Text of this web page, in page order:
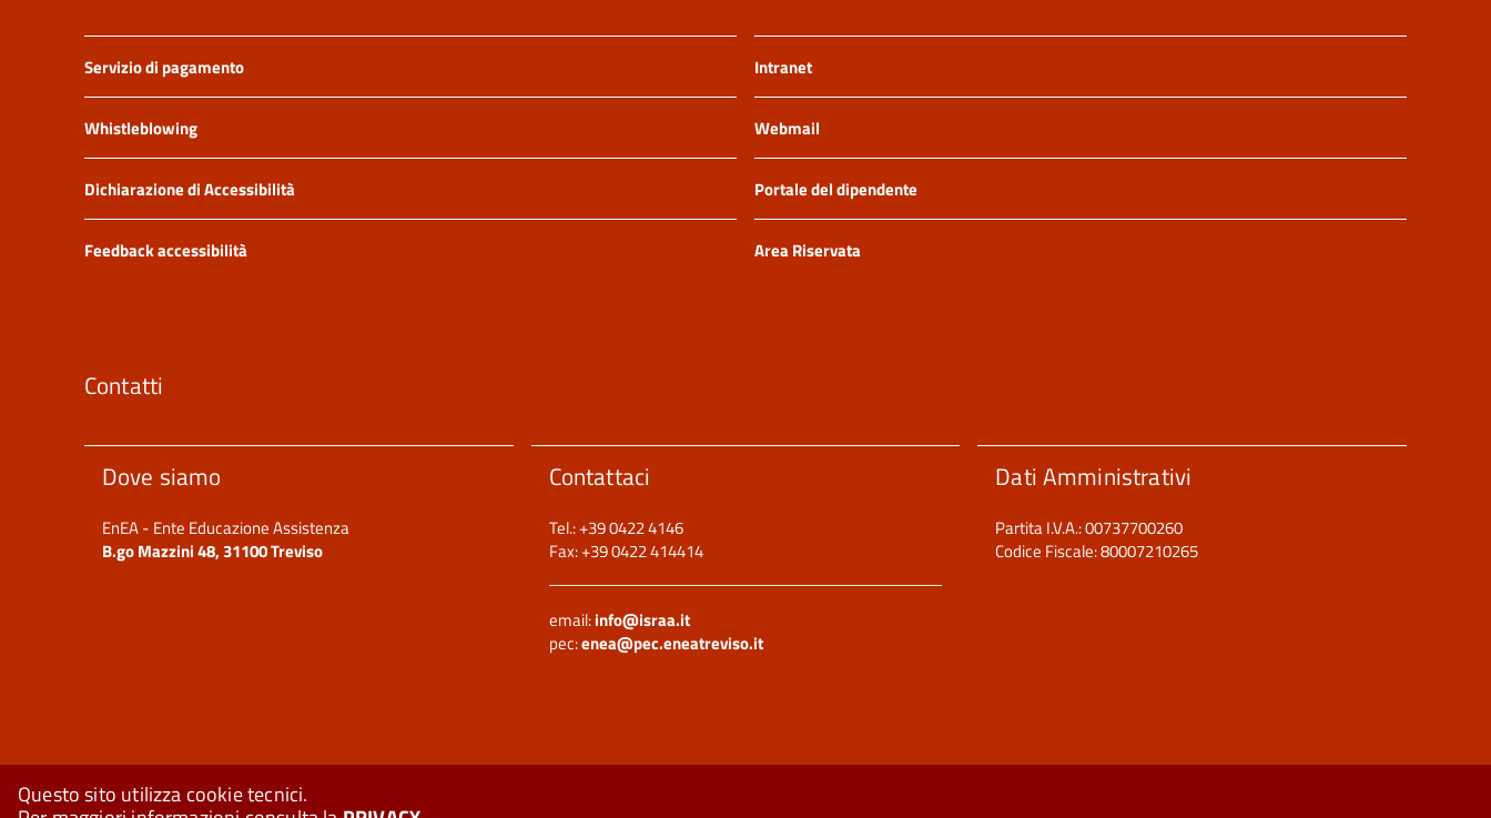
Questo sito utilizza cookie tecnici.
Servizio di pagamento
Whistleblowing
Dichiarazione di Accessibilità
Feedback accessibilità
Intranet
Webmail
Portale del dipendente
Area Riservata
Contatti
Dove siamo
EnEA - Ente Educazione Assistenza
B.go Mazzini 48, 31100 Treviso
Contattaci
Tel.: +39 0422 4146
Fax: +39 0422 414414
email:info@israa.it
pec:enea@pec.eneatreviso.it
Dati Amministrativi
Partita I.V.A.: 00737700260
Codice Fiscale: 80007210265